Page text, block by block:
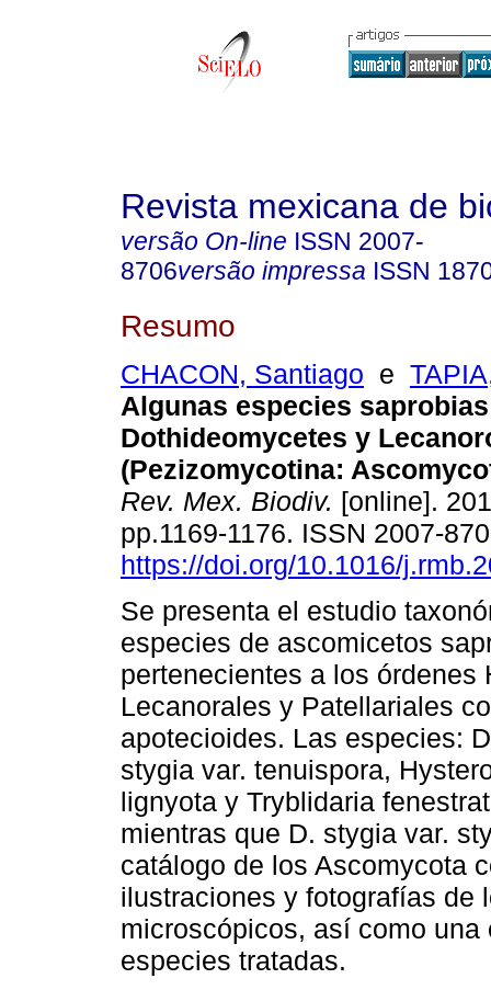
Revista mexicana de
versão On-line ISSN 2007-
8706versão impressa ISSN
Resumo
CHACON, Santiago e
Algunas especies
Dothideomycetes y
(Pezizomycotina:
Rev. Mex. Biodiv. [online].
pp.1169-1176. ISSN 2007-
https://doi.org/10.1016/
Se presenta el estudio
especies de ascomicetos
pertenecientes a los órdenes
Lecanorales y Patellariales
apotecioides. Las especies:
stygia var. tenuispora,
lignyota y Tryblidaria
mientras que D. stygia var.
catálogo de los Ascomycota
ilustraciones y fotografías de
microscópicos, así como
especies tratadas.